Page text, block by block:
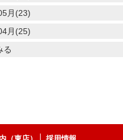
月(23)
月(25)
る